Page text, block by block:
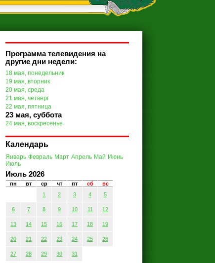
Программа телевидения на
другие дни недели:
18 мая, понедельник
19 мая, вторник
20 мая, среда
21 мая, четверг
22 мая, пятница
23 мая, суббота
24 мая, воскресенье
Календарь
Январь Февраль Март Апрель Май Июнь
Июль
Июль 2026
пн вт ср чт пт сб
вс
1
2 3 4 5
6 7 8 9 10 11 12
13 14 15 16 17 18 19
20 21 22 23 24 25 26
27 28 29 30 31